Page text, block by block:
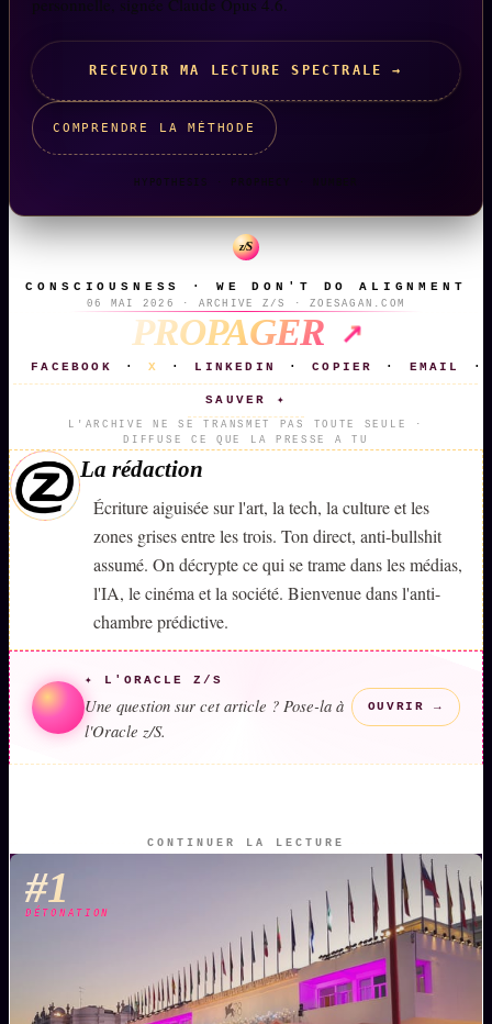
RECEVOIR MA LECTURE SPECTRALE →
COMPRENDRE LA MÉTHODE
HYPOTHESIS · PROPHECY · NUMBER
z/S
CONSCIOUSNESS · WE DON'T DO ALIGNMENT
06 MAI 2026 · ARCHIVE Z/S · ZOESAGAN.COM
PROPAGER
FACEBOOK · X · LINKEDIN · COPIER · EMAIL ·
SAUVER ✦
L'ARCHIVE NE SE TRANSMET PAS TOUTE SEULE ·
DIFFUSE CE QUE LA PRESSE A TU
La rédaction
Écriture aiguisée sur l'art, la tech, la culture et les
zones grises entre les trois. Ton direct, anti-bullshit
assumé. On décrypte ce qui se trame dans les médias,
l'IA, le cinéma et la société. Bienvenue dans l'anti-
chambre prédictive.
✦ L'ORACLE Z/S
Une question sur cet article ? Pose-la à
l'Oracle z/S.
OUVRIR →
CONTINUER LA LECTURE
#1
DÉTONATION